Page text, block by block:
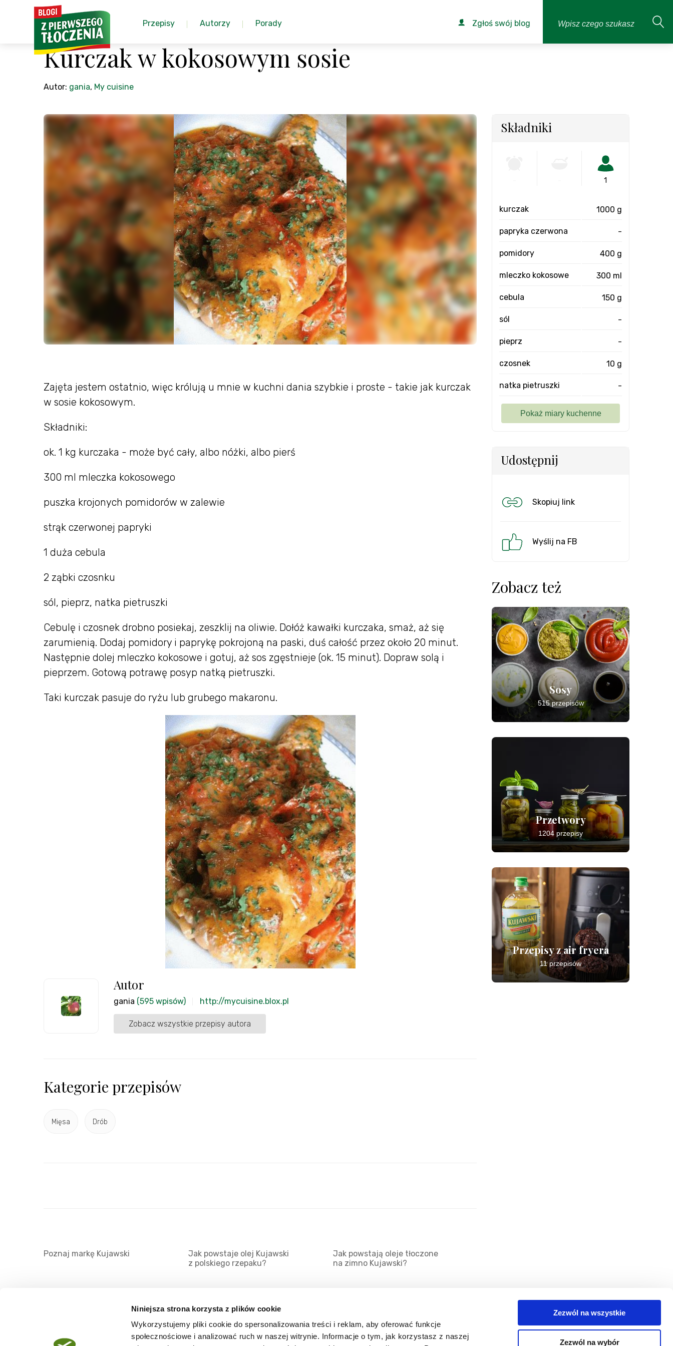
Niniejsza strona korzysta z plików cookie
Wykorzystujemy pliki cookie do spersonalizowania treści i reklam, aby oferować funkcje
społecznościowe i analizować ruch w naszej witrynie. Informacje o tym, jak korzystasz z naszej
Zezwól na wszystkie
Zezwól na wybór
Przepisy Autorzy Porady Zgłoś swój blog
Kurczak w kokosowym sosie
Autor: gania, My cuisine
Zajęta jestem ostatnio, więc królują u mnie w kuchni dania szybkie i proste - takie jak kurczak
w sosie kokosowym.
Składniki:
ok. 1 kg kurczaka - może być cały, albo nóżki, albo pierś
300 ml mleczka kokosowego
puszka krojonych pomidorów w zalewie
strąk czerwonej papryki
1 duża cebula
2 ząbki czosnku
sól, pieprz, natka pietruszki
Cebulę i czosnek drobno posiekaj, zeszklij na oliwie. Dołóż kawałki kurczaka, smaż, aż się
zarumienią. Dodaj pomidory i paprykę pokrojoną na paski, duś całość przez około 20 minut.
Następnie dolej mleczko kokosowe i gotuj, aż sos zgęstnieje (ok. 15 minut). Dopraw solą i
pieprzem. Gotową potrawę posyp natką pietruszki.
Taki kurczak pasuje do ryżu lub grubego makaronu.
Autor
gania (595 wpisów) http://mycuisine.blox.pl
Zobacz wszystkie przepisy autora
Kategorie przepisów
Mięsa Drób
Składniki
1
kurczak 1000 g
papryka czerwona -
pomidory 400 g
mleczko kokosowe 300 ml
cebula 150 g
sól -
pieprz -
czosnek 10 g
natka pietruszki -
Udostępnij
Skopiuj link
Wyślij na FB
Zobacz też
Sosy
515 przepisów
Przetwory
1204 przepisy
Przepisy z air fryera
11 przepisów
Poznaj markę Kujawski
Jak powstaje olej Kujawski
z polskiego rzepaku?
Jak powstają oleje tłoczone
na zimno Kujawski?
Mapa serwisu Kategorie